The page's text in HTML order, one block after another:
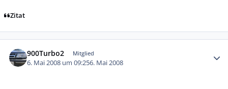
Zitat
900Turbo2 Mitglied
6. Mai 2008 um 09:256. Mai 2008